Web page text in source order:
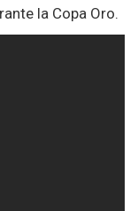
la Copa Oro.